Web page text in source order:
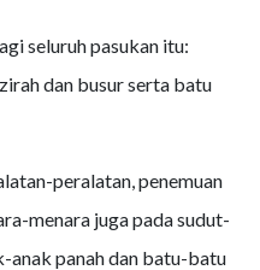
seluruh pasukan itu:
dan busur serta batu
peralatan, penemuan
menara juga pada sudut-
anak panah dan batu-batu